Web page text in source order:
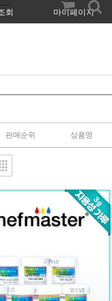
회 마이페이지
판매순위 상품명